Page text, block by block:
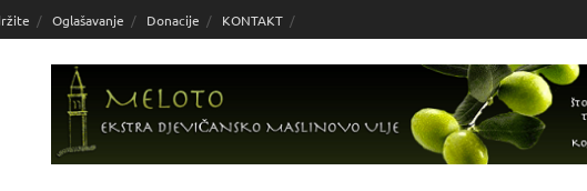
Oglašavanje Donacije KONTAKT